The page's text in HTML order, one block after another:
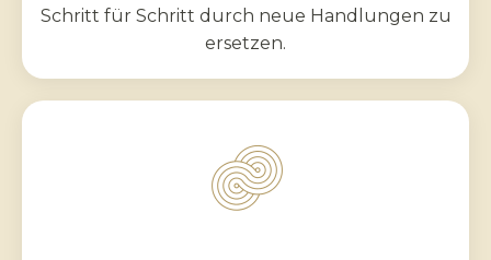
Schritt für Schritt durch neue Handlungen zu
ersetzen.